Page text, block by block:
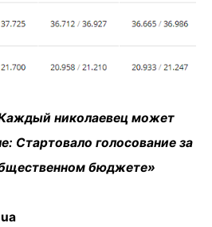
николаевец может
Стартовало голосование за
бюджете»